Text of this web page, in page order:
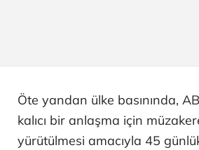
Öte yandan ülke basınında,
kalıcı bir anlaşma için
yürütülmesi amacıyla 45